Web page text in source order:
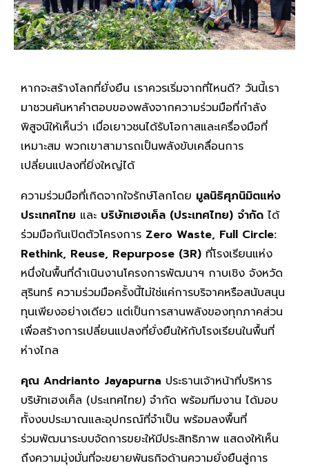
หากจะสร้างโลกที่ยั่งยืน เราควรเริ่มจากที่ไหนดี? วันนี้เรา
มาชวนค้นหาคำตอบของพลังจากความร่วมมือที่กำลัง
พิสูจน์ให้เห็นว่า เมื่อเยาวชนได้รับโอกาสและเครื่องมือที่
เหมาะสม พวกเขาสามารถเป็นพลังขับเคลื่อนการ
เปลี่ยนแปลงที่ยิ่งใหญ่ได้
ความร่วมมือที่เกิดจากใจรักษ์โลกโดย มูลนิธิศุภนิมิตแห่ง
ประเทศไทย และ บริษัทเฮงเค็ล (ประเทศไทย) จำกัด ได้
ร่วมมือกันเปิดตัวโครงการ Zero Waste, Full Circle:
Rethink, Reuse, Repurpose (3R) ที่โรงเรียนแห่ง
หนึ่งในพื้นที่ดำเนินงานโครงการพัฒนาฯ กาบเชิง จังหวัด
สุรินทร์ ความร่วมมือครั้งนี้ไม่ใช่แค่การบริจาคหรือสนับสนุน
ทุนเพียงอย่างเดียว แต่เป็นการสานพลังของทุกภาคส่วน
เพื่อสร้างการเปลี่ยนแปลงที่ยั่งยืนให้กับโรงเรียนในพื้นที่
ห่างไกล
คุณ Andrianto Jayapurna ประธานเจ้าหน้าที่บริหาร
บริษัทเฮงเค็ล (ประเทศไทย) จำกัด พร้อมทีมงาน ได้มอบ
ทั้งงบประมาณและอุปกรณ์ที่จำเป็น พร้อมลงพื้นที่
ร่วมพัฒนาระบบจัดการขยะให้มีประสิทธิภาพ แสดงให้เห็น
ถึงความมุ่งมั่นที่จะขยายพันธกิจด้านความยั่งยืนสู่การ